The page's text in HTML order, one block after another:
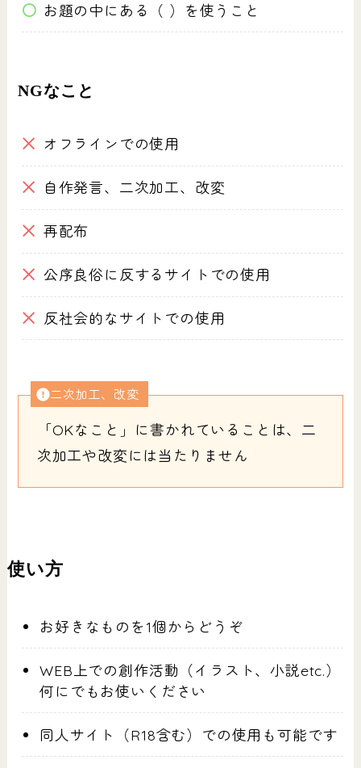
お題の中にある（ ）を使うこと
NGなこと
オフラインでの使用
自作発言、二次加工、改変
再配布
公序良俗に反するサイトでの使用
反社会的なサイトでの使用
二次加工、改変
「OKなこと」に書かれていることは、二
次加工や改変には当たりません
使い方
お好きなものを1個からどうぞ
WEB上での創作活動（イラスト、小説etc.）
何にでもお使いください
同人サイト（R18含む）での使用も可能です